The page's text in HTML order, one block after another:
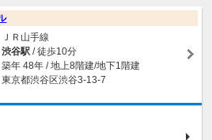
ＪＲ山手線
渋谷駅/ 徒歩10分
築年 48年 / 地上8階建/地下1階建
東京都渋谷区渋谷3-13-7